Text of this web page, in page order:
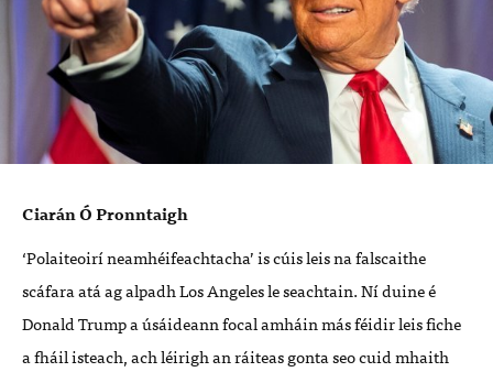
Ciarán Ó Pronntaigh
‘Polaiteoirí neamhéifeachtacha’ is cúis leis na falscaithe
scáfara atá ag alpadh Los Angeles le seachtain. Ní duine é
Donald Trump a úsáideann focal amháin más féidir leis fiche
a fháil isteach, ach léirigh an ráiteas gonta seo cuid mhaith